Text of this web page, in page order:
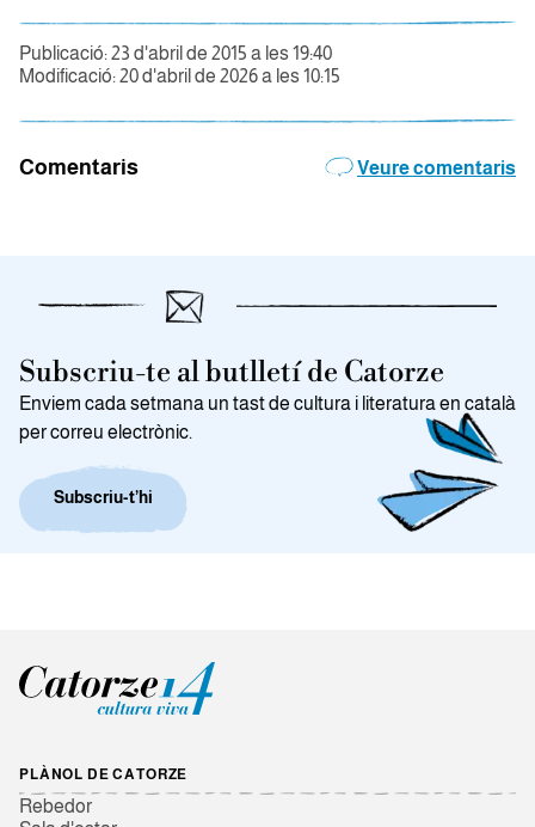
Publicació: 23 d'abril de 2015 a les 19:40
Modificació: 20 d'abril de 2026 a les 10:15
Comentaris Veure comentaris
Subscriu-te al butlletí de Catorze
Enviem cada setmana un tast de cultura i literatura en català
per correu electrònic.
Subscriu-t’hi
PLÀNOL DE CATORZE
Rebedor